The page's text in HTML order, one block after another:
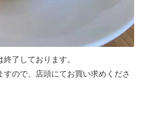
了しております。
すので、店頭にてお買い求めくださ